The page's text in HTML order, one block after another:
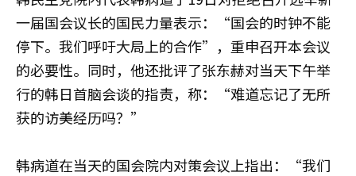
一届国会议长的国民力量表示：“国会的时钟不能
停下。我们呼吁大局上的合作”，重申召开本会议
的必要性。同时，他还批评了张东赫对当天下午举
行的韩日首脑会谈的指责，称：“难道忘记了无所
获的访美经历吗？”
韩病道在当天的国会院内对策会议上指出：“我们